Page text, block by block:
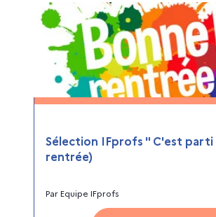
Sélection IFprofs " C'est parti
rentrée)
ParEquipe IFprofs